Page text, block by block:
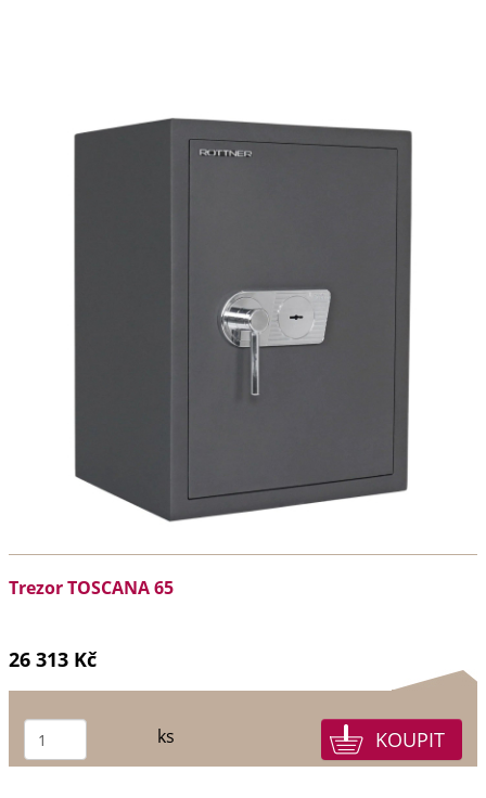
Trezor TOSCANA 65
26 313 Kč
ks